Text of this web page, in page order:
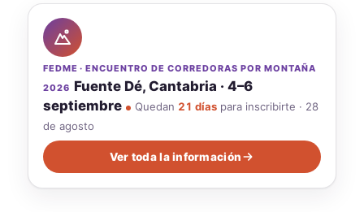
FEDME · ENCUENTRO DE CORREDORAS POR MONTAÑA
2026 Fuente Dé, Cantabria · 4–6
septiembre 18 plazas · por orden de inscripción,
licencia y pago
Ver toda la información